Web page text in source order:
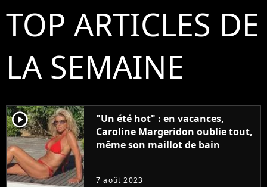
TOP ARTICLES DE
LA SEMAINE
player2
"Un été hot" : en vacances,
Caroline Margeridon oublie tout,
même son maillot de bain
7 août 2023